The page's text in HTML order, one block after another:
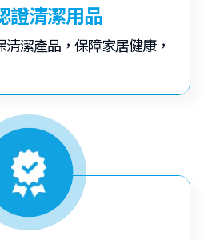
證清潔用品
潔產品，保障家居健康，